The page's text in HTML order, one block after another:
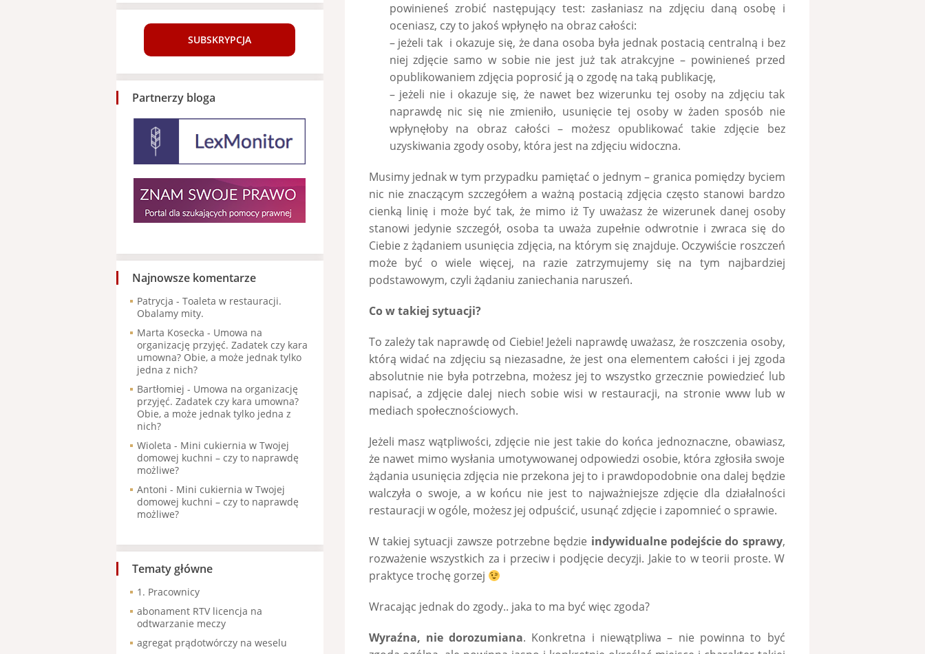
powinieneś zrobić następujący test: zasłaniasz na zdjęciu daną osobę i
oceniasz, czy to jakoś wpłynęło na obraz całości:
– jeżeli tak i okazuje się, że dana osoba była jednak postacią centralną i bez
niej zdjęcie samo w sobie nie jest już tak atrakcyjne – powinieneś przed
opublikowaniem zdjęcia poprosić ją o zgodę na taką publikację,
– jeżeli nie i okazuje się, że nawet bez wizerunku tej osoby na zdjęciu tak
naprawdę nic się nie zmieniło, usunięcie tej osoby w żaden sposób nie
wpłynęłoby na obraz całości – możesz opublikować takie zdjęcie bez
uzyskiwania zgody osoby, która jest na zdjęciu widoczna.
Musimy jednak w tym przypadku pamiętać o jednym – granica pomiędzy byciem
nic nie znaczącym szczegółem a ważną postacią zdjęcia często stanowi bardzo
cienką linię i może być tak, że mimo iż Ty uważasz że wizerunek danej osoby
stanowi jedynie szczegół, osoba ta uważa zupełnie odwrotnie i zwraca się do
Ciebie z żądaniem usunięcia zdjęcia, na którym się znajduje. Oczywiście roszczeń
może być o wiele więcej, na razie zatrzymujemy się na tym najbardziej
podstawowym, czyli żądaniu zaniechania naruszeń.
Co w takiej sytuacji?
To zależy tak naprawdę od Ciebie! Jeżeli naprawdę uważasz, że roszczenia osoby,
którą widać na zdjęciu są niezasadne, że jest ona elementem całości i jej zgoda
absolutnie nie była potrzebna, możesz jej to wszystko grzecznie powiedzieć lub
napisać, a zdjęcie dalej niech sobie wisi w restauracji, na stronie www lub w
mediach społecznościowych.
Jeżeli masz wątpliwości, zdjęcie nie jest takie do końca jednoznaczne, obawiasz,
że nawet mimo wysłania umotywowanej odpowiedzi osobie, która zgłosiła swoje
żądania usunięcia zdjęcia nie przekona jej to i prawdopodobnie ona dalej będzie
walczyła o swoje, a w końcu nie jest to najważniejsze zdjęcie dla działalności
restauracji w ogóle, możesz jej odpuścić, usunąć zdjęcie i zapomnieć o sprawie.
W takiej sytuacji zawsze potrzebne będzie indywidualne podejście do sprawy,
rozważenie wszystkich za i przeciw i podjęcie decyzji. Jakie to w teorii proste. W
praktyce trochę gorzej
Wracając jednak do zgody.. jaka to ma być więc zgoda?
Wyraźna, nie dorozumiana. Konkretna i niewątpliwa – nie powinna to być
SUBSKRYPCJA
Partnerzy bloga
Najnowsze komentarze
Patrycja - Toaleta w restauracji.
Obalamy mity.
Marta Kosecka - Umowa na
organizację przyjęć. Zadatek czy kara
umowna? Obie, a może jednak tylko
jedna z nich?
Bartłomiej - Umowa na organizację
przyjęć. Zadatek czy kara umowna?
Obie, a może jednak tylko jedna z
nich?
Wioleta - Mini cukiernia w Twojej
domowej kuchni – czy to naprawdę
możliwe?
Antoni - Mini cukiernia w Twojej
domowej kuchni – czy to naprawdę
możliwe?
Tematy główne
1. Pracownicy
abonament RTV licencja na
odtwarzanie meczy
agregat prądotwórczy na weselu